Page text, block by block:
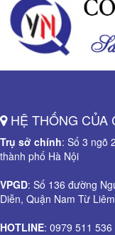
HỆ THỐNG CỦA
Trụ sở chính: Số 3 ngõ
thành phố Hà Nội
VPGD: Số 136 đường
Diễn, Quận Nam Từ
HOTLINE: 0979 511 536